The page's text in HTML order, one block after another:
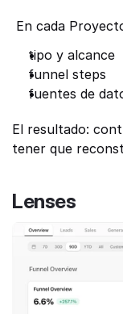
En cada
tipo y alcance
funnel steps
fuentes de
El resultado:
tener que
Lenses